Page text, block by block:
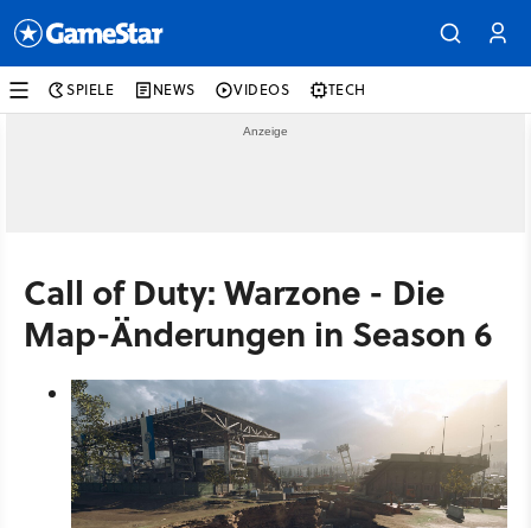
SPIELE NEWS VIDEOS TECH
Call of Duty: Warzone - Die
Map-Änderungen in Season 6